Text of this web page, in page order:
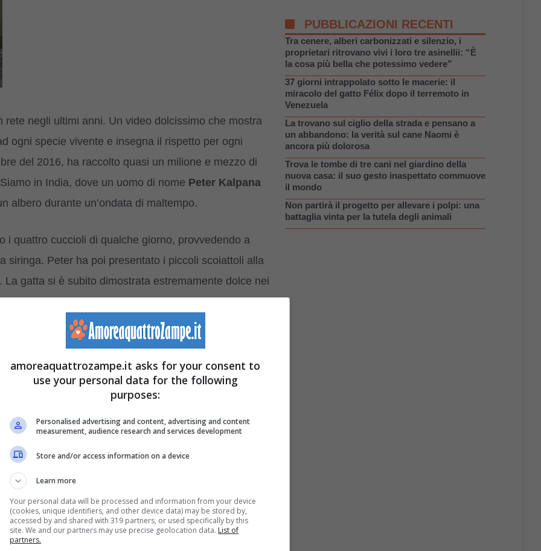
negli ultimi anni. Un video dolcissimo che mostra
ogni specie vivente e insegna il rispetto per ogni
del 2016, ha raccolto quasi un milione e mezzo di
in India, dove un uomo di nome Peter Kalpana
albero durante un’ondata di maltempo.
i quattro cuccioli di qualche giorno, provvedendo a
siringa. Peter ha poi presentato i piccoli scoiattoli alla
gatta si è subito dimostrata estremamente dolce nei
di riscaldarsi con il suo pelo.
di aver sentito i richiami della madre che nel giardino
Per questo l’uomo ha ben pensato di mettere la
in modo che la madre avesse la
e hanno iniziato ad emettere dei piccoli gemiti di
ad uno è riuscita a recuperare i suoi piccoli. Nel
luogo in cui Peter aveva messo i cuccioli per
sentito la madre che li stava cercando e così abbiamo
che li potesse sentire. Ma poi è tornato il maltempo
è tornato il beltempo abbiamo provato a
sarebbe tornata a cercarli. E così è stato: li ha presi,
PUBBLICAZIONI RECENTI
Tra cenere, alberi carbonizzati e silenzio, i
proprietari ritrovano vivi i loro tre asinellii: “È
la cosa più bella che potessimo vedere”
37 giorni intrappolato sotto le macerie: il
miracolo del gatto Félix dopo il terremoto in
Venezuela
La trovano sul ciglio della strada e pensano a
un abbandono: la verità sul cane Naomi è
ancora più dolorosa
Trova le tombe di tre cani nel giardino della
nuova casa: il suo gesto inaspettato commuove
il mondo
Non partirà il progetto per allevare i polpi: una
battaglia vinta per la tutela degli animali
amoreaquattrozampe.it asks for your consent to
use your personal data for the following
purposes:
Personalised advertising and content, advertising and content
measurement, audience research and services development
Store and/or access information on a device
Learn more
Your personal data will be processed and information from your device
(cookies, unique identifiers, and other device data) may be stored by,
accessed by and shared with 319 partners, or used specifically by this
site. We and our partners may use precise geolocation data. List of
partners.